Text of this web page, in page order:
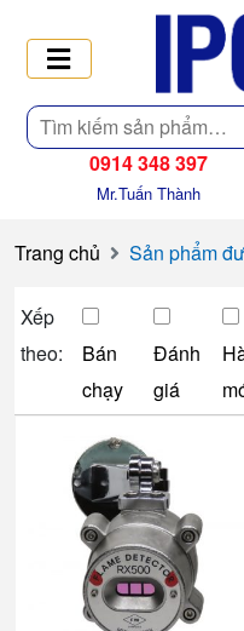
Tìm
kiếm
0914 348 397
Mr.Tuấn Thành
Trang chủ Sản phẩm
Xếp
theo:
Bán
chạy
Đánh
giá